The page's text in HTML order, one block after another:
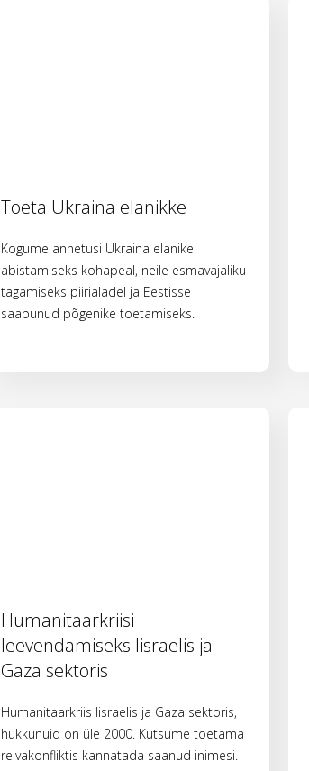
Toeta Ukraina elanikke
Kogume annetusi Ukraina elanike
abistamiseks kohapeal, neile esmavajaliku
tagamiseks piirialadel ja Eestisse
saabunud põgenike toetamiseks.
Humanitaarkriisi
leevendamiseks Iisraelis ja
Gaza sektoris
Humanitaarkriis Iisraelis ja Gaza sektoris,
hukkunuid on üle 2000. Kutsume toetama
relvakonfliktis kannatada saanud inimesi.